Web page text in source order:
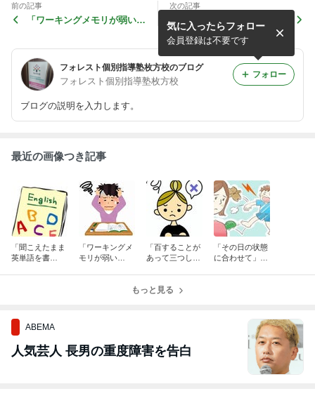
前の記事
「ワーキングメモリが弱い
次の記事
「百することがあって三つし
かできていない時」フォレス
ト個別指導塾枚方校
フォレスト個別指導塾枚方校のブログ
フォレスト個別指導塾枚方校
ブログの説明を入力します。
気に入ったらフォロー
会員登録は不要です
フォロー
最近の画像つき記事
「聞こえたまま
英単語を書
「ワーキングメ
モリが弱い
「百することが
あって三つしか
個別指導塾枚方
「その日の状態
に合わせて」
もっと見る
ABEMA
人気芸人 長男の重度障害を告白